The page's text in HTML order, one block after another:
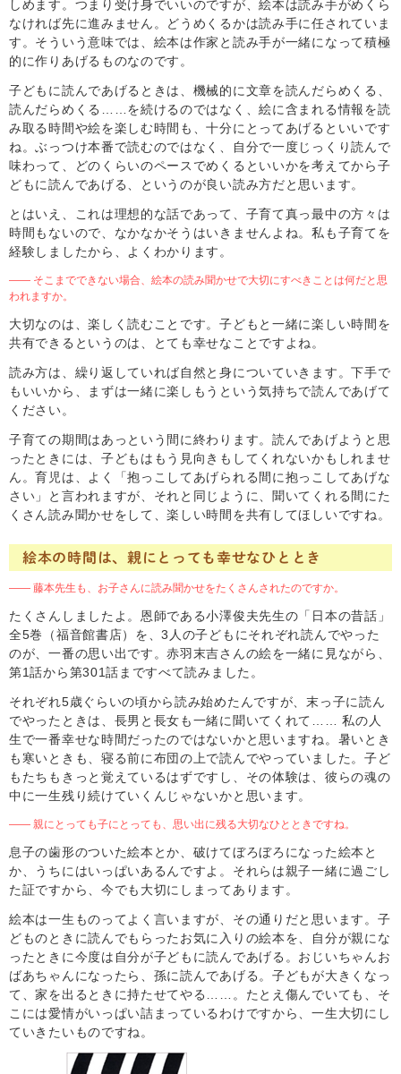
しめます。つまり受け身でいいのですが、絵本は読み手がめくら
なければ先に進みません。どうめくるかは読み手に任されていま
す。そういう意味では、絵本は作家と読み手が一緒になって積極
的に作りあげるものなのです。
子どもに読んであげるときは、機械的に文章を読んだらめくる、
読んだらめくる……を続けるのではなく、絵に含まれる情報を読
み取る時間や絵を楽しむ時間も、十分にとってあげるといいです
ね。ぶっつけ本番で読むのではなく、自分で一度じっくり読んで
味わって、どのくらいのペースでめくるといいかを考えてから子
どもに読んであげる、というのが良い読み方だと思います。
とはいえ、これは理想的な話であって、子育て真っ最中の方々は
時間もないので、なかなかそうはいきませんよね。私も子育てを
経験しましたから、よくわかります。
―― そこまでできない場合、絵本の読み聞かせで大切にすべきことは何だと思
われますか。
大切なのは、楽しく読むことです。子どもと一緒に楽しい時間を
共有できるというのは、とても幸せなことですよね。
読み方は、繰り返していれば自然と身についていきます。下手で
もいいから、まずは一緒に楽しもうという気持ちで読んであげて
ください。
子育ての期間はあっという間に終わります。読んであげようと思
ったときには、子どもはもう見向きもしてくれないかもしれませ
ん。育児は、よく「抱っこしてあげられる間に抱っこしてあげな
さい」と言われますが、それと同じように、聞いてくれる間にた
くさん読み聞かせをして、楽しい時間を共有してほしいですね。
絵本の時間は、親にとっても幸せなひととき
―― 藤本先生も、お子さんに読み聞かせをたくさんされたのですか。
たくさんしましたよ。恩師である小澤俊夫先生の「日本の昔話」
全5巻（福音館書店）を、3人の子どもにそれぞれ読んでやった
のが、一番の思い出です。赤羽末吉さんの絵を一緒に見ながら、
第1話から第301話まですべて読みました。
それぞれ5歳ぐらいの頃から読み始めたんですが、末っ子に読ん
でやったときは、長男と長女も一緒に聞いてくれて…… 私の人
生で一番幸せな時間だったのではないかと思いますね。暑いとき
も寒いときも、寝る前に布団の上で読んでやっていました。子ど
もたちもきっと覚えているはずですし、その体験は、彼らの魂の
中に一生残り続けていくんじゃないかと思います。
―― 親にとっても子にとっても、思い出に残る大切なひとときですね。
息子の歯形のついた絵本とか、破けてぼろぼろになった絵本と
か、うちにはいっぱいあるんですよ。それらは親子一緒に過ごし
た証ですから、今でも大切にしまってあります。
絵本は一生ものってよく言いますが、その通りだと思います。子
どものときに読んでもらったお気に入りの絵本を、自分が親にな
ったときに今度は自分が子どもに読んであげる。おじいちゃんお
ばあちゃんになったら、孫に読んであげる。子どもが大きくなっ
て、家を出るときに持たせてやる……。たとえ傷んでいても、そ
こには愛情がいっぱい詰まっているわけですから、一生大切にし
ていきたいものですね。